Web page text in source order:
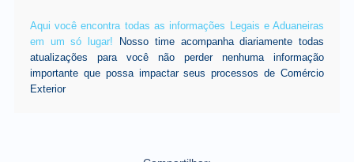
Aqui você encontra todas as informações Legais e Aduaneiras
em um só lugar! Nosso time acompanha diariamente todas
atualizações para você não perder nenhuma informação
importante que possa impactar seus processos de Comércio
Exterior